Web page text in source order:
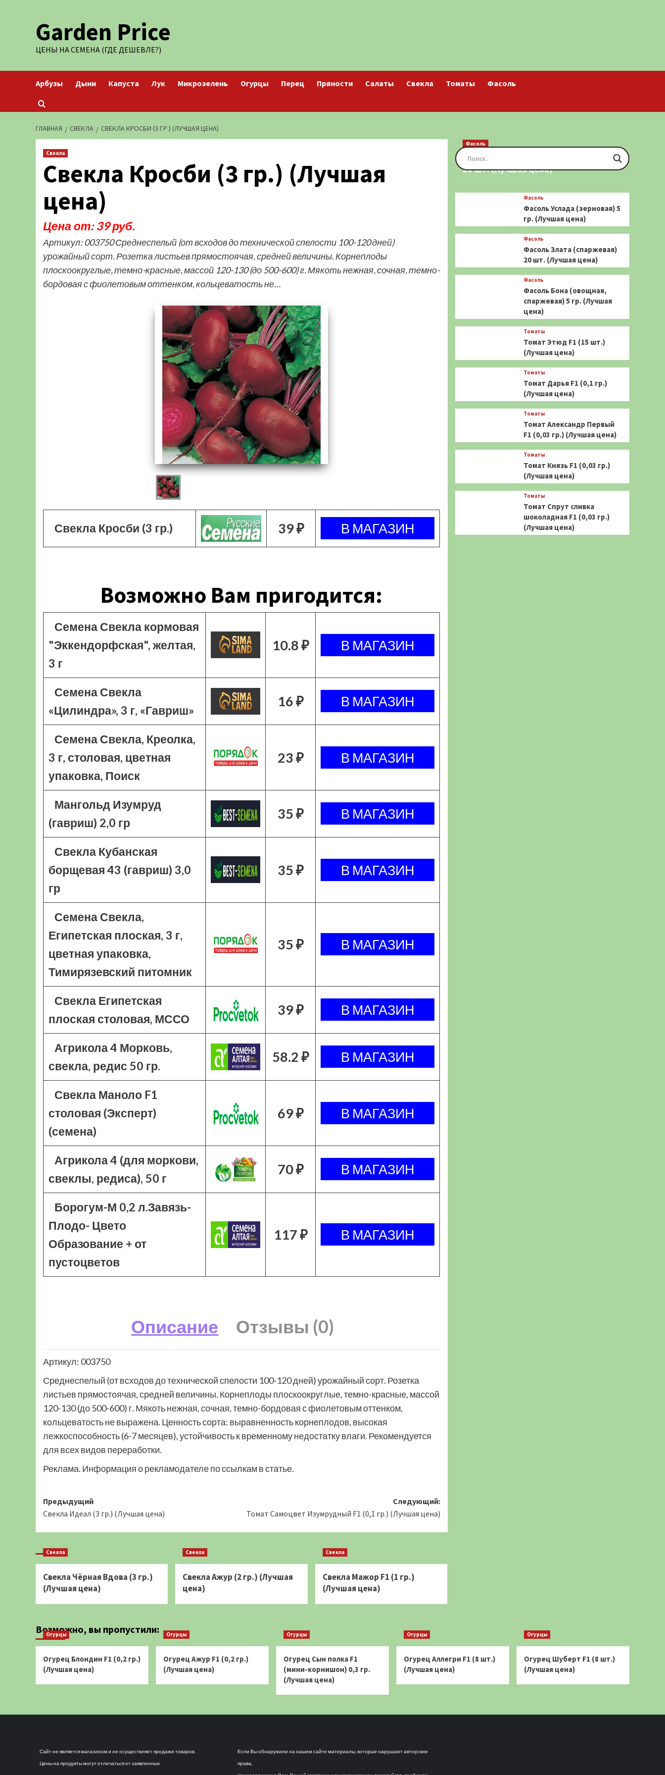
содержимомуGarden Price
ЦЕНЫ НА СЕМЕНА (ГДЕ ДЕШЕВЛЕ?)
Арбузы Дыни Капуста Лук Микрозелень Огурцы Перец Пряности Салаты Свекла Томаты Фасоль
ГЛАВНАЯ СВЕКЛА СВЕКЛА КРОСБИ (3 ГР.) (ЛУЧШАЯ ЦЕНА)
Свекла
Свекла Кросби (3 гр.) (Лучшая
цена)
Цена от: 39 руб.
Артикул: 003750 Среднеспелый (от всходов до технической спелости 100-120 дней)
урожайный сорт. Розетка листьев прямостоячая, средней величины. Корнеплоды
плоскоокруглые, темно-красные, массой 120-130 (до 500-600) г. Мякоть нежная, сочная, темно-
бордовая с фиолетовым оттенком, кольцеватость не…
Свекла Кросби (3 гр.) 39 ₽
Возможно Вам пригодится:
Семена Свекла кормовая
"Эккендорфская", желтая,
3 г
10.8 ₽
Семена Свекла
«Цилиндра», 3 г, «Гавриш»
16 ₽
Семена Свекла, Креолка,
3 г, столовая, цветная
упаковка, Поиск
23 ₽
Мангольд Изумруд
(гавриш) 2,0 гр
35 ₽
Свекла Кубанская
борщевая 43 (гавриш) 3,0
гр
35 ₽
Семена Свекла,
Египетская плоская, 3 г,
цветная упаковка,
Тимирязевский питомник
35 ₽
Свекла Египетская
плоская столовая, МССО
39 ₽
Агрикола 4 Морковь,
свекла, редис 50 гр.
58.2 ₽
Свекла Маноло F1
столовая (Эксперт)
(семена)
69 ₽
Агрикола 4 (для моркови,
свеклы, редиса), 50 г
70 ₽
Борогум-М 0,2 л.Завязь-
Плодо- Цвето
Образование + от
пустоцветов
117 ₽
Описание Отзывы (0)
Артикул: 003750
Среднеспелый (от всходов до технической спелости 100-120 дней) урожайный сорт. Розетка
листьев прямостоячая, средней величины. Корнеплоды плоскоокруглые, темно-красные, массой
120-130 (до 500-600) г. Мякоть нежная, сочная, темно-бордовая с фиолетовым оттенком,
кольцеватость не выражена. Ценность сорта: выравненность корнеплодов, высокая
лежкоспособность (6-7 месяцев), устойчивость к временному недостатку влаги. Рекомендуется
для всех видов переработки.
Реклама. Информация о рекламодателе по ссылкам в статье.
Навигация
записи
Предыдущий
Свекла Идеал (3 гр.) (Лучшая цена)
Следующий:
Томат Самоцвет Изумрудный F1 (0,1 гр.) (Лучшая цена)
Свекла
Свекла Чёрная Вдова (3 гр.)
(Лучшая цена)
Свекла
Свекла Ажур (2 гр.) (Лучшая
цена)
Свекла
Свекла Мажор F1 (1 гр.)
(Лучшая цена)
Фасоль
Фасоль Золотая Сакса (спаржевая)
20 шт. (Лучшая цена)
Фасоль
Фасоль Услада (зерновая) 5
гр. (Лучшая цена)
Фасоль
Фасоль Злата (спаржевая)
20 шт. (Лучшая цена)
Фасоль
Фасоль Бона (овощная,
спаржевая) 5 гр. (Лучшая
цена)
Томаты
Томат Этюд F1 (15 шт.)
(Лучшая цена)
Томаты
Томат Дарья F1 (0,1 гр.)
(Лучшая цена)
Томаты
Томат Александр Первый
F1 (0,03 гр.) (Лучшая цена)
Томаты
Томат Князь F1 (0,03 гр.)
(Лучшая цена)
Томаты
Томат Спрут сливка
шоколадная F1 (0,03 гр.)
(Лучшая цена)
Возможно, вы пропустили:
Огурцы
Огурец Блондин F1 (0,2 гр.)
(Лучшая цена)
Огурцы
Огурец Ажур F1 (0,2 гр.)
(Лучшая цена)
Огурцы
Огурец Сын полка F1
(мини-корнишон) 0,3 гр.
(Лучшая цена)
Огурцы
Огурец Аллегри F1 (8 шт.)
(Лучшая цена)
Огурцы
Огурец Шуберт F1 (8 шт.)
(Лучшая цена)
Сайт не является магазином и не осуществляет продажи товаров.
Цены на продукты могут отличаться от заявленных.
Если Вы обнаружили на нашем сайте материалы, которые нарушают авторские
права,